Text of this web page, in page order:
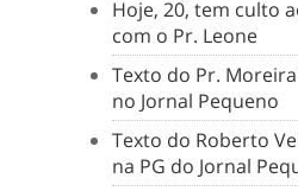
Hoje, 20, tem culto
com o Pr. Leone
Texto do Pr.
no Jornal Pequeno
Texto do Roberto
na PG do Jornal